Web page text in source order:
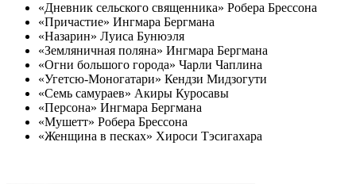
«Дневник сельского священника» Робера Брессона
«Причастие» Ингмара Бергмана
«Назарин» Луиса Бунюэля
«Земляничная поляна» Ингмара Бергмана
«Огни большого города» Чарли Чаплина
«Угетсю-Моногатари» Кендзи Мидзогути
«Семь самураев» Акиры Куросавы
«Персона» Ингмара Бергмана
«Мушетт» Робера Брессона
«Женщина в песках» Хироси Тэсигахара